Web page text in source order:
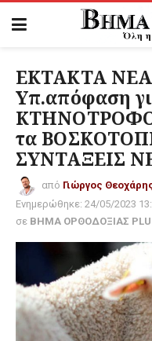
ΕΚΤΑΚΤΑ ΝΕΑ
Υπ.απόφαση
τα
ΣΥΝΤΑΞΕΙΣ
από Γιώργος
Ενημερώθηκε: 24/05/2023
σε ΒΗΜΑ ΟΡΘΟΔΟΞΙΑΣ